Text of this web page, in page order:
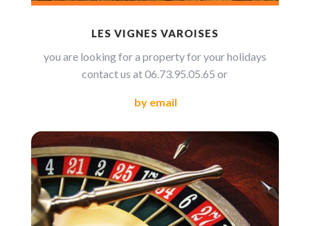
LES VIGNES VAROISES
you are looking for a property for your holidays
contact us at06.73.95.05.65 or
by email